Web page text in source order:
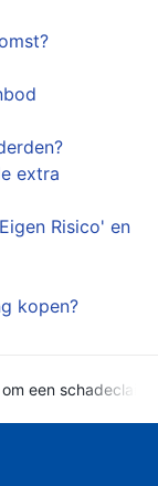
extra
Risico' en
kopen?
een schadeclaim